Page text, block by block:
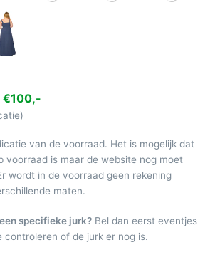
€100,-
van de voorraad. Het is mogelijk dat
voorraad is maar de website nog moet
wordt in de voorraad geen rekening
maten.
specifieke jurk? Bel dan eerst eventjes
controleren of de jurk er nog is.